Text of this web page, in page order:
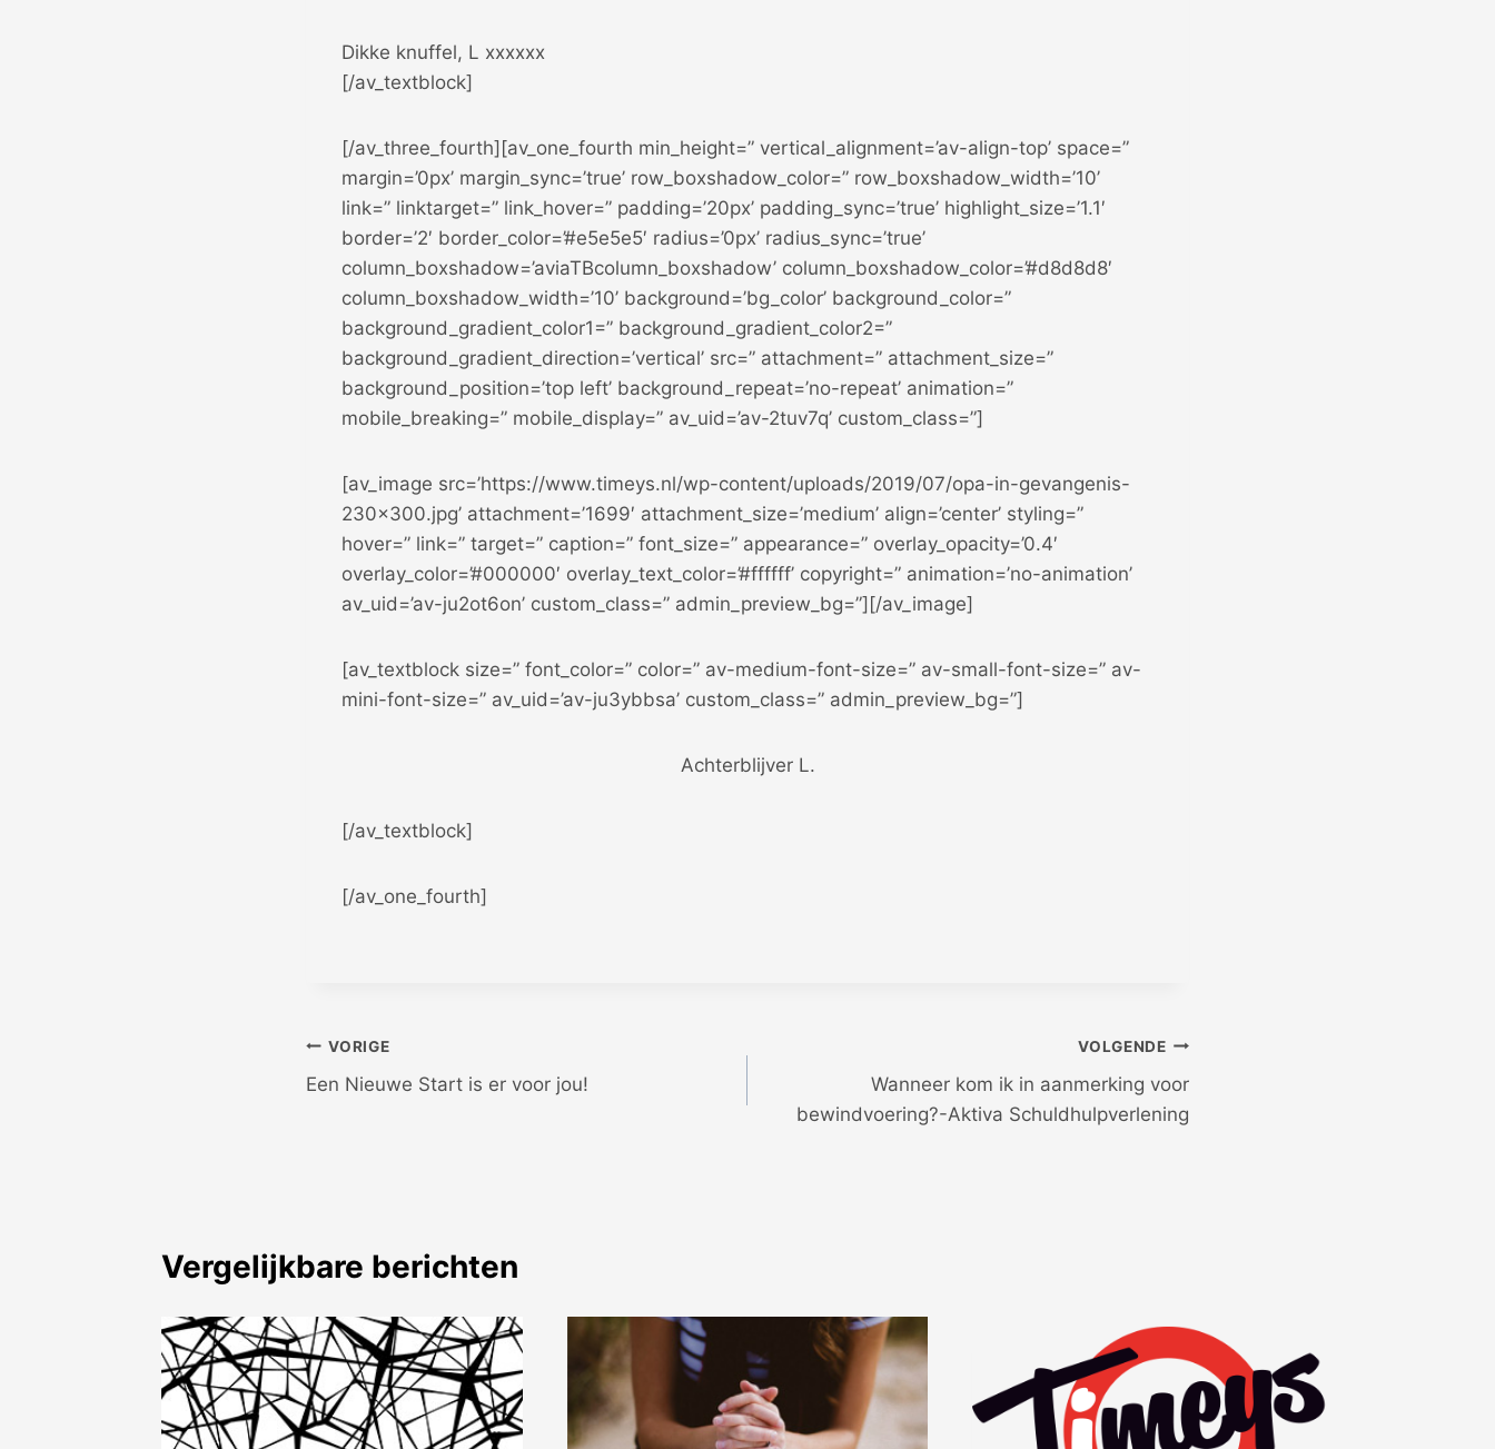
Dikke knuffel, L xxxxxx
[/av_textblock]
[/av_three_fourth][av_one_fourth min_height=” vertical_alignment=’av-align-top’ space=”
margin=’0px’ margin_sync=’true’ row_boxshadow_color=” row_boxshadow_width=’10’
link=” linktarget=” link_hover=” padding=’20px’ padding_sync=’true’ highlight_size=’1.1′
border=’2′ border_color=’#e5e5e5′ radius=’0px’ radius_sync=’true’
column_boxshadow=’aviaTBcolumn_boxshadow’ column_boxshadow_color=’#d8d8d8′
column_boxshadow_width=’10’ background=’bg_color’ background_color=”
background_gradient_color1=” background_gradient_color2=”
background_gradient_direction=’vertical’ src=” attachment=” attachment_size=”
background_position=’top left’ background_repeat=’no-repeat’ animation=”
mobile_breaking=” mobile_display=” av_uid=’av-2tuv7q’ custom_class=”]
[av_image src=’https://www.timeys.nl/wp-content/uploads/2019/07/opa-in-gevangenis-
230×300.jpg’ attachment=’1699′ attachment_size=’medium’ align=’center’ styling=”
hover=” link=” target=” caption=” font_size=” appearance=” overlay_opacity=’0.4′
overlay_color=’#000000′ overlay_text_color=’#ffffff’ copyright=” animation=’no-animation’
av_uid=’av-ju2ot6on’ custom_class=” admin_preview_bg=”][/av_image]
[av_textblock size=” font_color=” color=” av-medium-font-size=” av-small-font-size=” av-
mini-font-size=” av_uid=’av-ju3ybbsa’ custom_class=” admin_preview_bg=”]
Achterblijver L.
[/av_textblock]
[/av_one_fourth]
Bericht
navigatie
VORIGE
Een Nieuwe Start is er voor jou!
VOLGENDE
Wanneer kom ik in aanmerking voor
bewindvoering?-Aktiva Schuldhulpverlening
Vergelijkbare berichten